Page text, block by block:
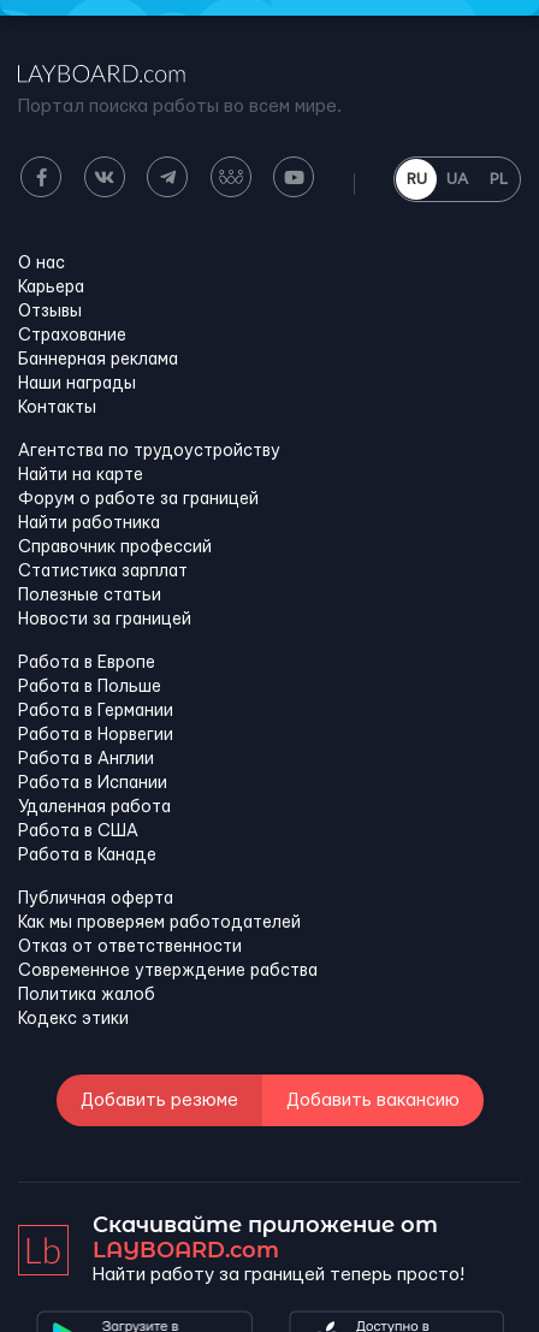
Портал поиска работы во всем мире.
RU UA PL
О нас
Карьера
Отзывы
Страхование
Баннерная реклама
Наши награды
Контакты
Агентства по трудоустройству
Найти на карте
Форум о работе за границей
Найти работника
Справочник профессий
Статистика зарплат
Полезные статьи
Новости за границей
Работа в Европе
Работа в Польше
Работа в Германии
Работа в Норвегии
Работа в Англии
Работа в Испании
Удаленная работа
Работа в США
Работа в Канадe
Публичная оферта
Как мы проверяем работодателей
Отказ от ответственности
Современное утверждение рабства
Политика жалоб
Кодекс этики
Добавить резюме Добавить вакансию
Скачивайте приложение от
LAYBOARD.com
Найти работу за границей теперь просто!